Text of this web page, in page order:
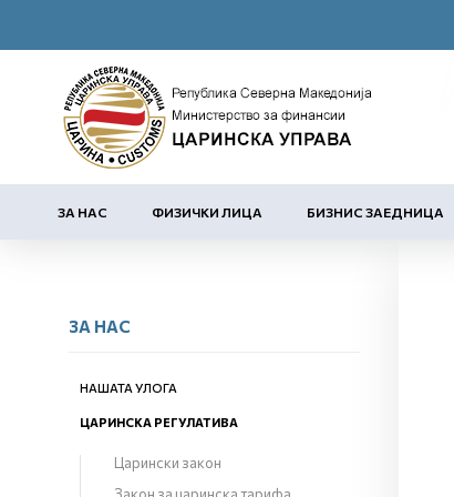
ЗА НАС ФИЗИЧКИ ЛИЦА БИЗНИС ЗАЕДНИЦА
ЗА НАС
НАШАТА УЛОГА
ЦАРИНСКА РЕГУЛАТИВА
Царински закон